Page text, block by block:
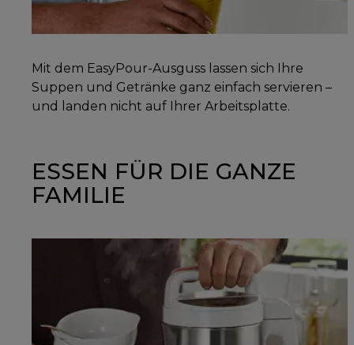
Mit dem EasyPour-Ausguss lassen sich Ihre
Suppen und Getränke ganz einfach servieren –
und landen nicht auf Ihrer Arbeitsplatte.
ESSEN FÜR DIE GANZE
FAMILIE